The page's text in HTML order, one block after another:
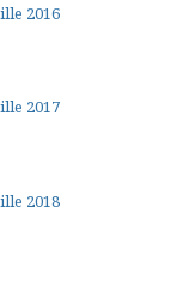
2016
2017
2018